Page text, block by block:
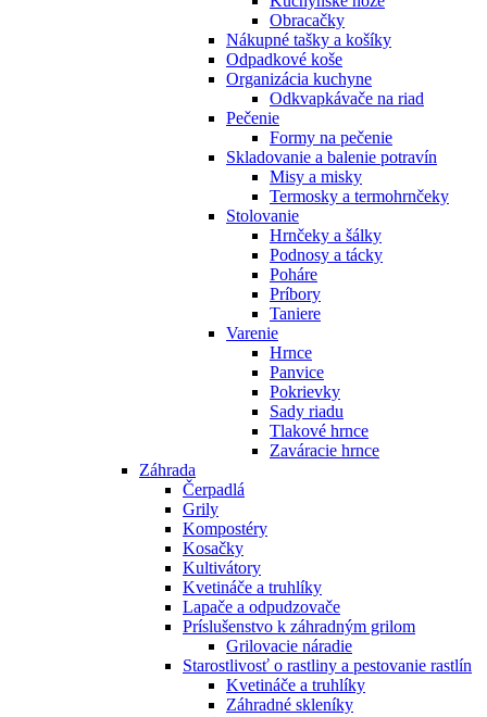
Obracačky
Nákupné tašky a košíky
Odpadkové koše
Organizácia kuchyne
Odkvapkávače na riad
Pečenie
Formy na pečenie
Skladovanie a balenie potravín
Misy a misky
Termosky a termohrnčeky
Stolovanie
Hrnčeky a šálky
Podnosy a tácky
Poháre
Príbory
Taniere
Varenie
Hrnce
Panvice
Pokrievky
Sady riadu
Tlakové hrnce
Zaváracie hrnce
Záhrada
Čerpadlá
Grily
Kompostéry
Kosačky
Kultivátory
Kvetináče a truhlíky
Lapače a odpudzovače
Príslušenstvo k záhradným grilom
Grilovacie náradie
Starostlivosť o rastliny a pestovanie rastlín
Kvetináče a truhlíky
Záhradné skleníky